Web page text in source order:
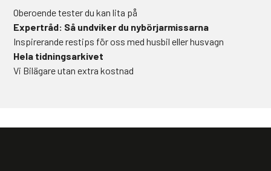
Oberoende tester du kan lita på
Expertråd: Så undviker du nybörjarmissarna
Inspirerande restips för oss med husbil eller husvagn
Hela tidningsarkivet
Vi Bilägare utan extra kostnad